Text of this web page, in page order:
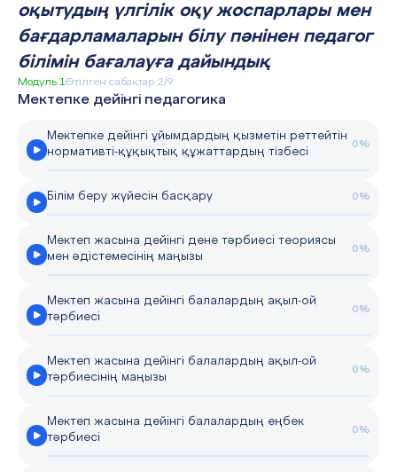
оқытудың үлгілік оқу жоспарлары мен
бағдарламаларын білу пәнінен педагог
білімін бағалауға дайындық
Модуль 1Өтілген сабақтар 2/9
Мектепке дейінгі педагогика
Мектепке дейінгі ұйымдардың қызметін реттейтін
нормативті-құқықтық құжаттардың тізбесі
0%
Білім беру жүйесін басқару 0%
Мектеп жасына дейінгі дене тәрбиесі теориясы
мен әдістемесінің маңызы
0%
Мектеп жасына дейінгі балалардың ақыл-ой
тәрбиесі
0%
Мектеп жасына дейінгі балалардың ақыл-ой
тәрбиесінің маңызы
0%
Мектеп жасына дейінгі балалардың еңбек
тәрбиесі
0%